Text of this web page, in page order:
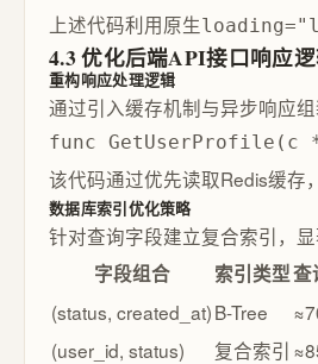
上述代码利用原生
4.3 优化后端API接口响应
重构响应处理逻辑
通过引入缓存机制与异步响应
func
该代码通过优先读取Redis缓存
数据库索引优化策略
针对查询字段建立复合索引，显
字段组合
索引类型查
(status, created_at)B-Tree
(user_id, status)
复合索引